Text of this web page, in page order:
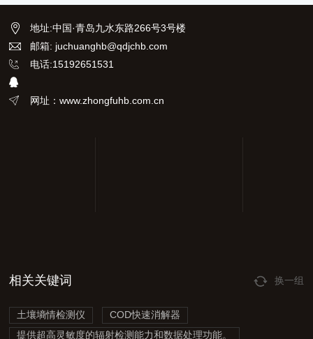
地址:中国·青岛九水东路266号3号楼
邮箱: juchuanghb@qdjchb.com
电话:15192651531
网址：www.zhongfuhb.com.cn
相关关键词 换一组
土壤墒情检测仪
COD快速消解器
提供超高灵敏度的辐射检测能力和数据处理功能。